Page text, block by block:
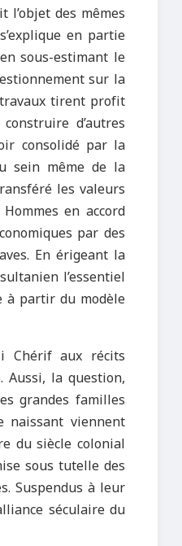
l’objet des mêmes
en partie
sous-estimant le
sur la
tirent profit
d’autres
consolidé par la
sein même de la
les valeurs
en accord
par des
En érigeant la
l’essentiel
à partir du modèle
Chérif aux récits
la question,
grandes familles
naissant viennent
du siècle colonial
sous tutelle des
Suspendus à leur
séculaire du